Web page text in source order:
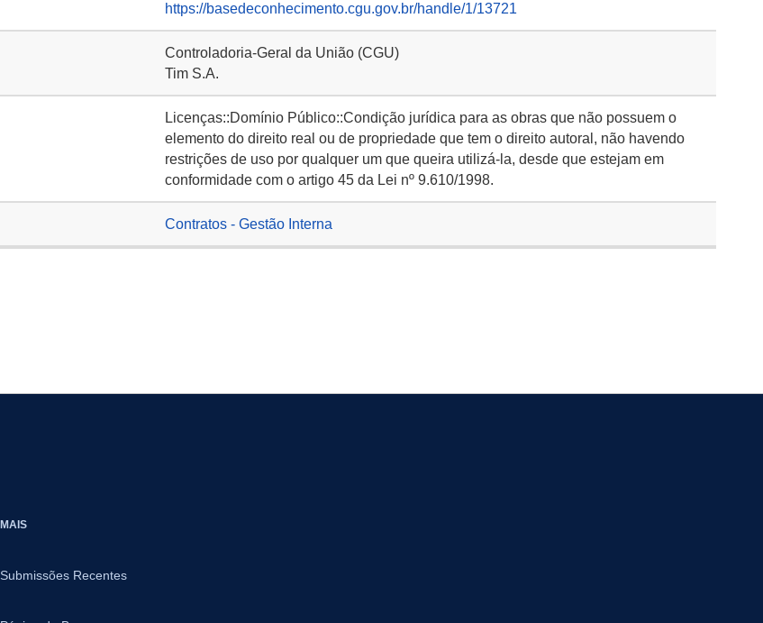
https://basedeconhecimento.cgu.gov.br/handle/1/13721
Controladoria-Geral da União (CGU)
Tim S.A.
Licenças::Domínio Público::Condição jurídica para as obras que não possuem o
elemento do direito real ou de propriedade que tem o direito autoral, não havendo
restrições de uso por qualquer um que queira utilizá-la, desde que estejam em
conformidade com o artigo 45 da Lei nº 9.610/1998.
Contratos - Gestão Interna
MAIS
Submissões Recentes